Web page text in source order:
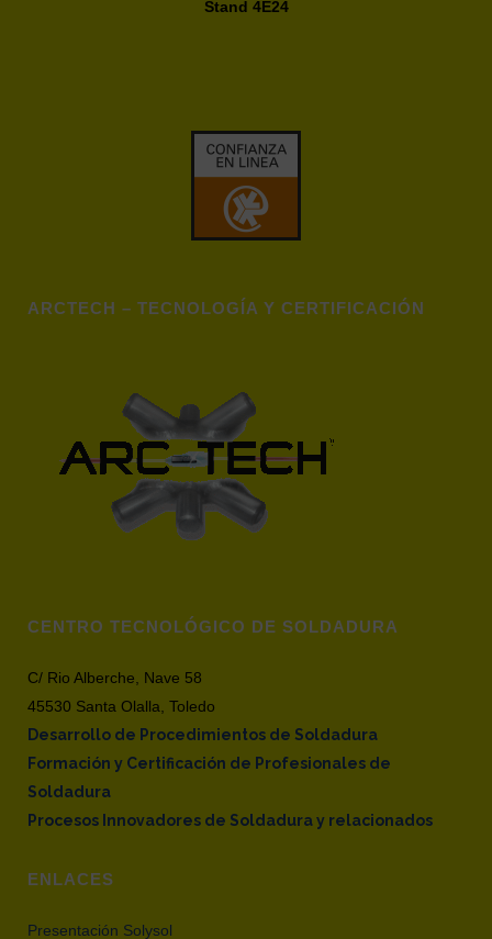
Stand 4E24
ARCTECH – TECNOLOGÍA Y CERTIFICACIÓN
CENTRO TECNOLÓGICO DE SOLDADURA
C/ Rio Alberche, Nave 58
45530 Santa Olalla, Toledo
Desarrollo de Procedimientos de Soldadura
Formación y Certificación de Profesionales de
Soldadura
Procesos Innovadores de Soldadura y relacionados
ENLACES
Presentación Solysol